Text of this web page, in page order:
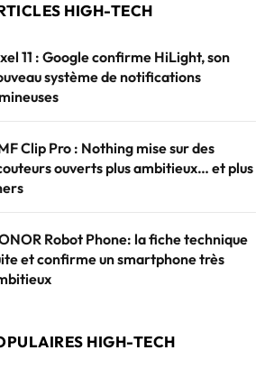
HIGH-TECH
11 : Google confirme HiLight, son
système de notifications
Clip Pro : Nothing mise sur des
ouverts plus ambitieux… et plus
Robot Phone: la fiche technique
et confirme un smartphone très
HIGH-TECH